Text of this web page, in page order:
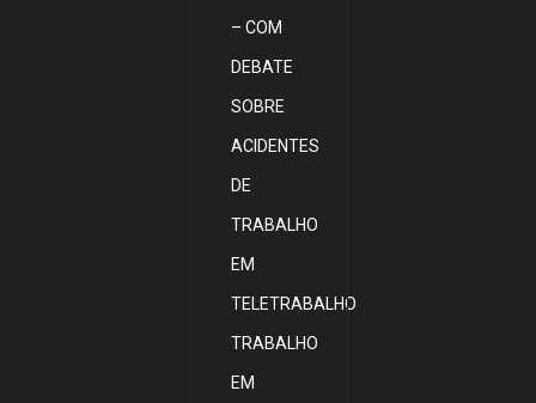
– COM
DEBATE
SOBRE
ACIDENTES
DE
TRABALHO
EM
TELETRABALHO
TRABALHO
EM